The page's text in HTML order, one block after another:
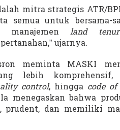
mitra strategis ATR/
semua untuk bersama-
manajemenland
ujarnya.
meminta MASKI
lebih
control, hingga code
menegaskan bahwa
prudent, dan memiliki